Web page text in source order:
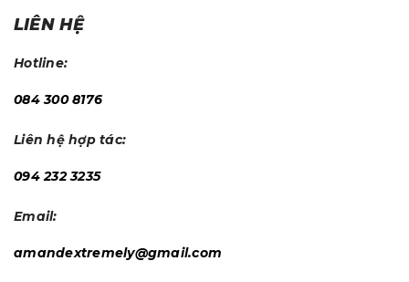
LIÊN HỆ
Hotline:
084 300 8176
Liên hệ hợp tác:
094 232 3235
Email:
amandextremely@gmail.com